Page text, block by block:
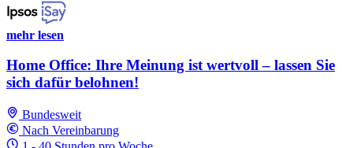
mehr lesen
Home Office: Ihre Meinung ist wertvoll – lassen Sie
sich dafür belohnen!
Bundesweit
Nach Vereinbarung